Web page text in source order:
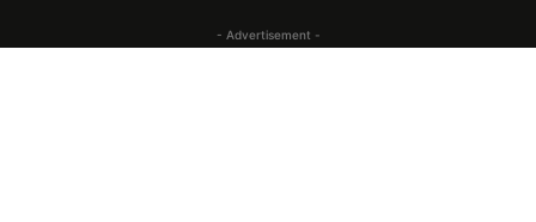
- Advertisement -